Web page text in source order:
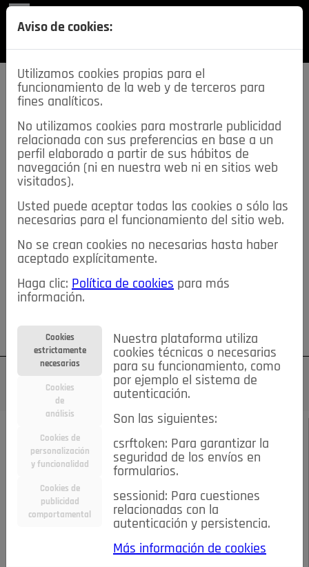
SECCIONES
descarga esta
REVISTA
≡NOTICIAS
NOTICIAS SERVICIOS DE INTERÉS
TABLÓN DE ANUNCIOS MIS ANUNCIOS CONTACTO
NOSOTROS
Su cuenta Regístrese ¿Olvidó su contraseña?
SEPTIEMBRE DE 2024
MARTES, 3 FIESTAS
POZUELO
Aviso de cookies:
Utilizamos cookies propias para el
funcionamiento de la web y de terceros para
fines analíticos.
No utilizamos cookies para mostrarle publicidad
relacionada con sus preferencias en base a un
perfil elaborado a partir de sus hábitos de
navegación (ni en nuestra web ni en sitios web
visitados).
Usted puede aceptar todas las cookies o sólo las
necesarias para el funcionamiento del sitio web.
No se crean cookies no necesarias hasta haber
aceptado explícitamente.
Haga clic: Política de cookies para más
información.
Cookies
estrictamente
necesarias
Cookies
de
análisis
Cookies de
personalización
y funcionalidad
Cookies de
publicidad
comportamental
Nuestra plataforma utiliza
cookies técnicas o necesarias
para su funcionamiento, como
por ejemplo el sistema de
autenticación.
Son las siguientes:
csrftoken: Para garantizar la
seguridad de los envíos en
formularios.
sessionid: Para cuestiones
relacionadas con la
autenticación y persistencia.
Más información de cookies